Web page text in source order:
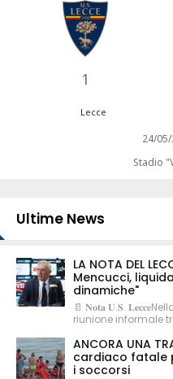
1
Lecce
24/
Stadio
Ultime News
LA NOTA DEL
Mencucci,
dinamiche"
📄 𝐍𝐨𝐭𝐚 𝐔.𝐒.
riunione informale
ANCORA UNA
cardiaco fatale
i soccorsi